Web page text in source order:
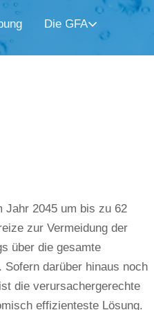
Die GFA
Jahr 2045 um bis zu 62
zur Vermeidung der
über die gesamte
darüber hinaus noch
die verursachergerechte
effizienteste Lösung.